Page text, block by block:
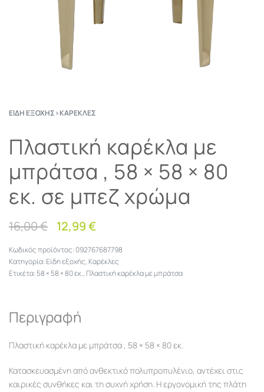
ΕΊΔΗ ΕΞΟΧΉΣ›ΚΑΡΈΚΛΕΣ
Πλαστική καρέκλα με
μπράτσα , 58 × 58 × 80
εκ. σε μπεζ χρώμα
16,00€ 12,99€
092767687798
Κατηγορία:Είδη εξοχής, Καρέκλες
Ετικέτα:58 × 58 × 80 εκ., Πλαστική καρέκλα με μπράτσα
Περιγραφή
Πλαστική καρέκλα με μπράτσα , 58 × 58 × 80 εκ.
Κατασκευασμένη από ανθεκτικό πολυπροπυλένιο, αντέχει στις
καιρικές συνθήκες και τη συχνή χρήση. Η εργονομική της πλάτη